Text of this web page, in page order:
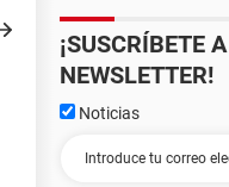
¡SUSCRÍBETE
NEWSLETTER!
Noticias